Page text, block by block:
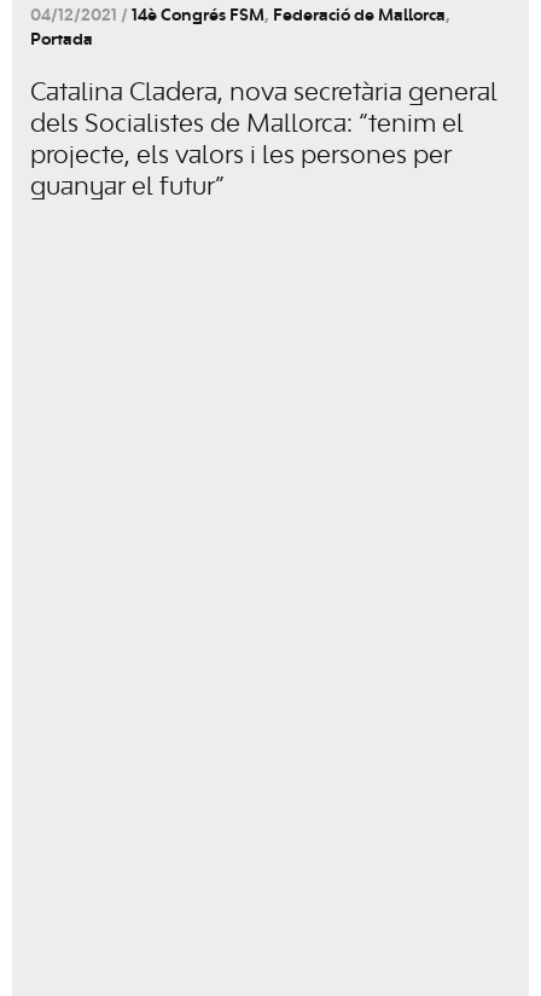
04/12/2021 / 14è Congrés FSM, Federació de Mallorca,
Portada
Catalina Cladera, nova secretària general
dels Socialistes de Mallorca: “tenim el
projecte, els valors i les persones per
guanyar el futur”